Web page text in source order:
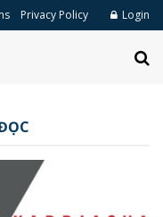
Privacy Policy Login